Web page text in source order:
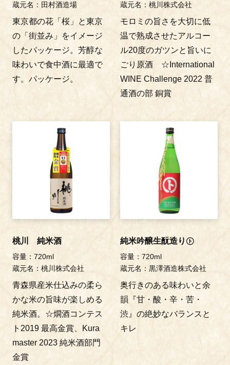
蔵元名：田村酒造場
東京都の花「桜」と東京
の「街並み」をイメージ
したパッケージ。芳醇な
味わいで食中酒に最適で
す。パッケージ。
蔵元名：桃川株式会社
モロミの旨さを大切に低
温で熟成させたアルコー
ル20度のガツンと旨いに
ごり原酒 ☆International
WINE Challenge 2022 普
通酒の部 銅賞
桃川 純米酒
容量：720ml
蔵元名：桃川株式会社
青森県産米仕込みの柔ら
かな米の旨味が楽しめる
純米酒。☆燗酒コンテス
ト2019 最高金賞、Kura
master 2023 純米酒部門
金賞
純米吟醸生酛造り㋣
容量：720ml
蔵元名：黒澤酒造株式会社
奥行きのある味わいと余
韻『甘・酸・辛・苦・
渋』の絶妙なバランスと
キレ